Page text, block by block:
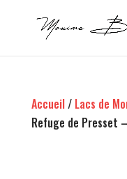
Accueil/ Lacs de
Refuge de Presset